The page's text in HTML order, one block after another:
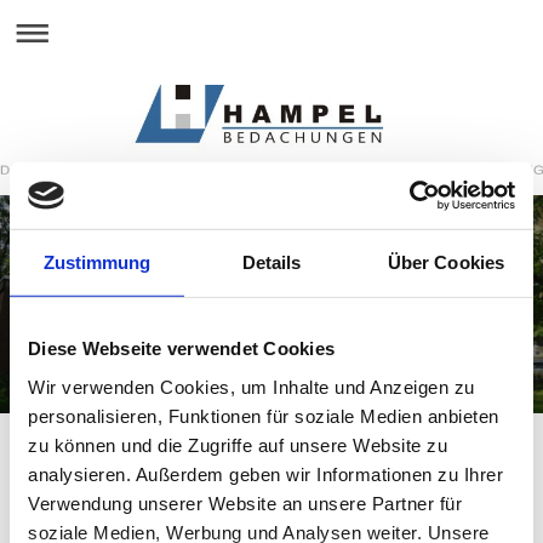
Zustimmung Details Über Cookies
Diese Webseite verwendet Cookies
Wir verwenden Cookies, um Inhalte und Anzeigen zu
personalisieren, Funktionen für soziale Medien anbieten
zu können und die Zugriffe auf unsere Website zu
analysieren. Außerdem geben wir Informationen zu Ihrer
Verwendung unserer Website an unsere Partner für
soziale Medien, Werbung und Analysen weiter. Unsere
FASSADENARBEITEN
Die vorgehängte Fassade dient als Schutz vor
Witterungseinflüssen (Regen/Schnee), Schutz vor thermischen